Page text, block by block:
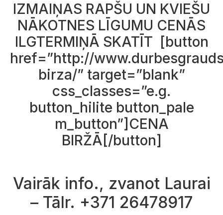
IZMAIŅAS RAPŠU UN KVIEŠU
NĀKOTNES LĪGUMU CENĀS
ILGTERMIŅĀ SKATĪT [button
href=”http://
birza/” target=”blank”
css_classes=”e.g.
button_hilite button_pale
m_button”]CENA
BIRŽĀ[/button]
Vairāk info., zvanot Laurai
– Tālr. +371 26478917